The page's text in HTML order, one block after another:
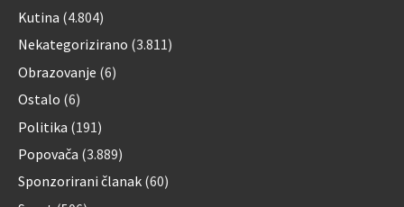
Kutina (4.804)
Nekategorizirano (3.811)
Obrazovanje (6)
Ostalo (6)
Politika (191)
Popovača (3.889)
Sponzorirani članak (60)